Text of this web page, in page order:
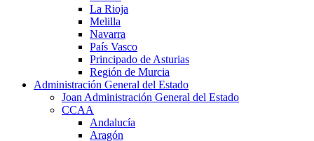
La Rioja
Melilla
Navarra
País Vasco
Principado de Asturias
Región de Murcia
Administración General del Estado
Joan Administración General del Estado
CCAA
Andalucía
Aragón